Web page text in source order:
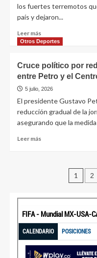
los fuertes terremotos
país y dejaron...
Leer más
Otros Deportes
Cruce político por
entre Petro y el
5 julio, 2026
El presidente Gustavo
reducción gradual de la
asegurando que la
Leer más
1 2